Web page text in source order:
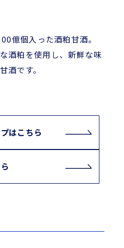
億個入った酒粕甘酒。
酒粕を使用し、新鮮な味
酒です。
はこちら